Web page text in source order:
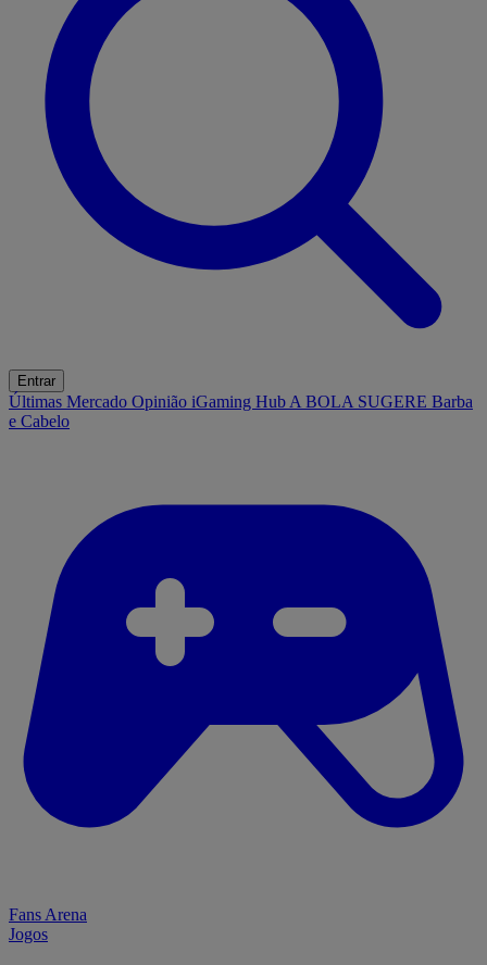
Entrar
Últimas Mercado Opinião iGaming Hub A BOLA SUGERE Barba
e Cabelo
Fans Arena
Jogos